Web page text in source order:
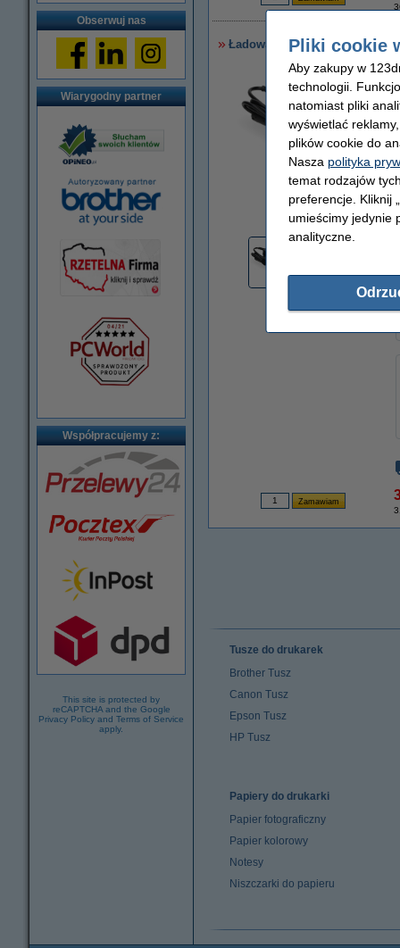
Obserwuj nas
Wiarygodny partner
Współpracujemy z:
This site is protected by
reCAPTCHA and the Google
Privacy Policy and Terms of Service
apply.
Ładowarka do laptopa Asus
powiększ
Tusze do drukarek
Brother Tusz
Canon Tusz
Epson Tusz
HP Tusz
Papiery do drukarki
Papier fotograficzny
Papier kolorowy
Notesy
Niszczarki do papieru
Pliki cookie
Aby zakupy w
technologii.
natomiast pliki
wyświetlać
plików cookie do
Nasza polityka
temat rodzajów
preferencje. Kliknij
umieścimy jedynie
analityczne.